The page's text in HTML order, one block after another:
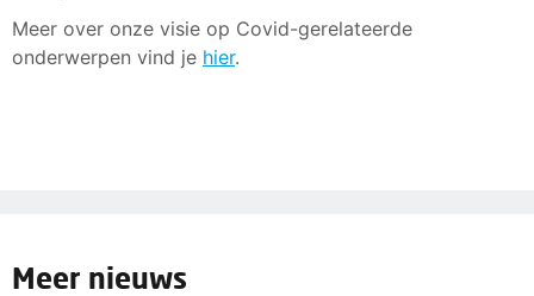
Meer over onze visie op Covid-gerelateerde
onderwerpen vind je hier.
Meer nieuws